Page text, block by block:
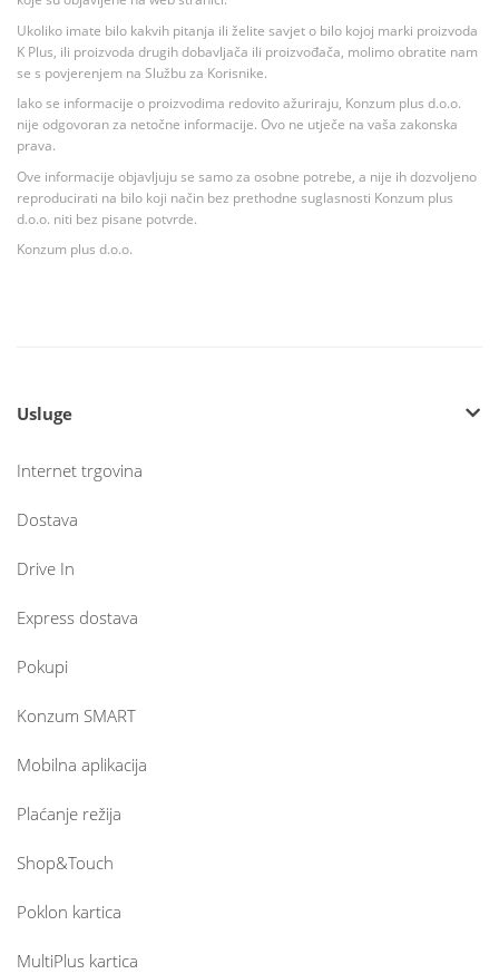
Ukoliko imate bilo kakvih pitanja ili želite savjet o bilo kojoj marki proizvoda
K Plus, ili proizvoda drugih dobavljača ili proizvođača, molimo obratite nam
se s povjerenjem na Službu za Korisnike.
Iako se informacije o proizvodima redovito ažuriraju, Konzum plus d.o.o.
nije odgovoran za netočne informacije. Ovo ne utječe na vaša zakonska
prava.
Ove informacije objavljuju se samo za osobne potrebe, a nije ih dozvoljeno
reproducirati na bilo koji način bez prethodne suglasnosti Konzum plus
d.o.o. niti bez pisane potvrde.
Konzum plus d.o.o.
Usluge
Internet trgovina
Dostava
Drive In
Express dostava
Pokupi
Konzum SMART
Mobilna aplikacija
Plaćanje režija
Shop&Touch
Poklon kartica
MultiPlus kartica